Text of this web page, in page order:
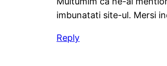
imbunatati site-ul. Mersi
Reply